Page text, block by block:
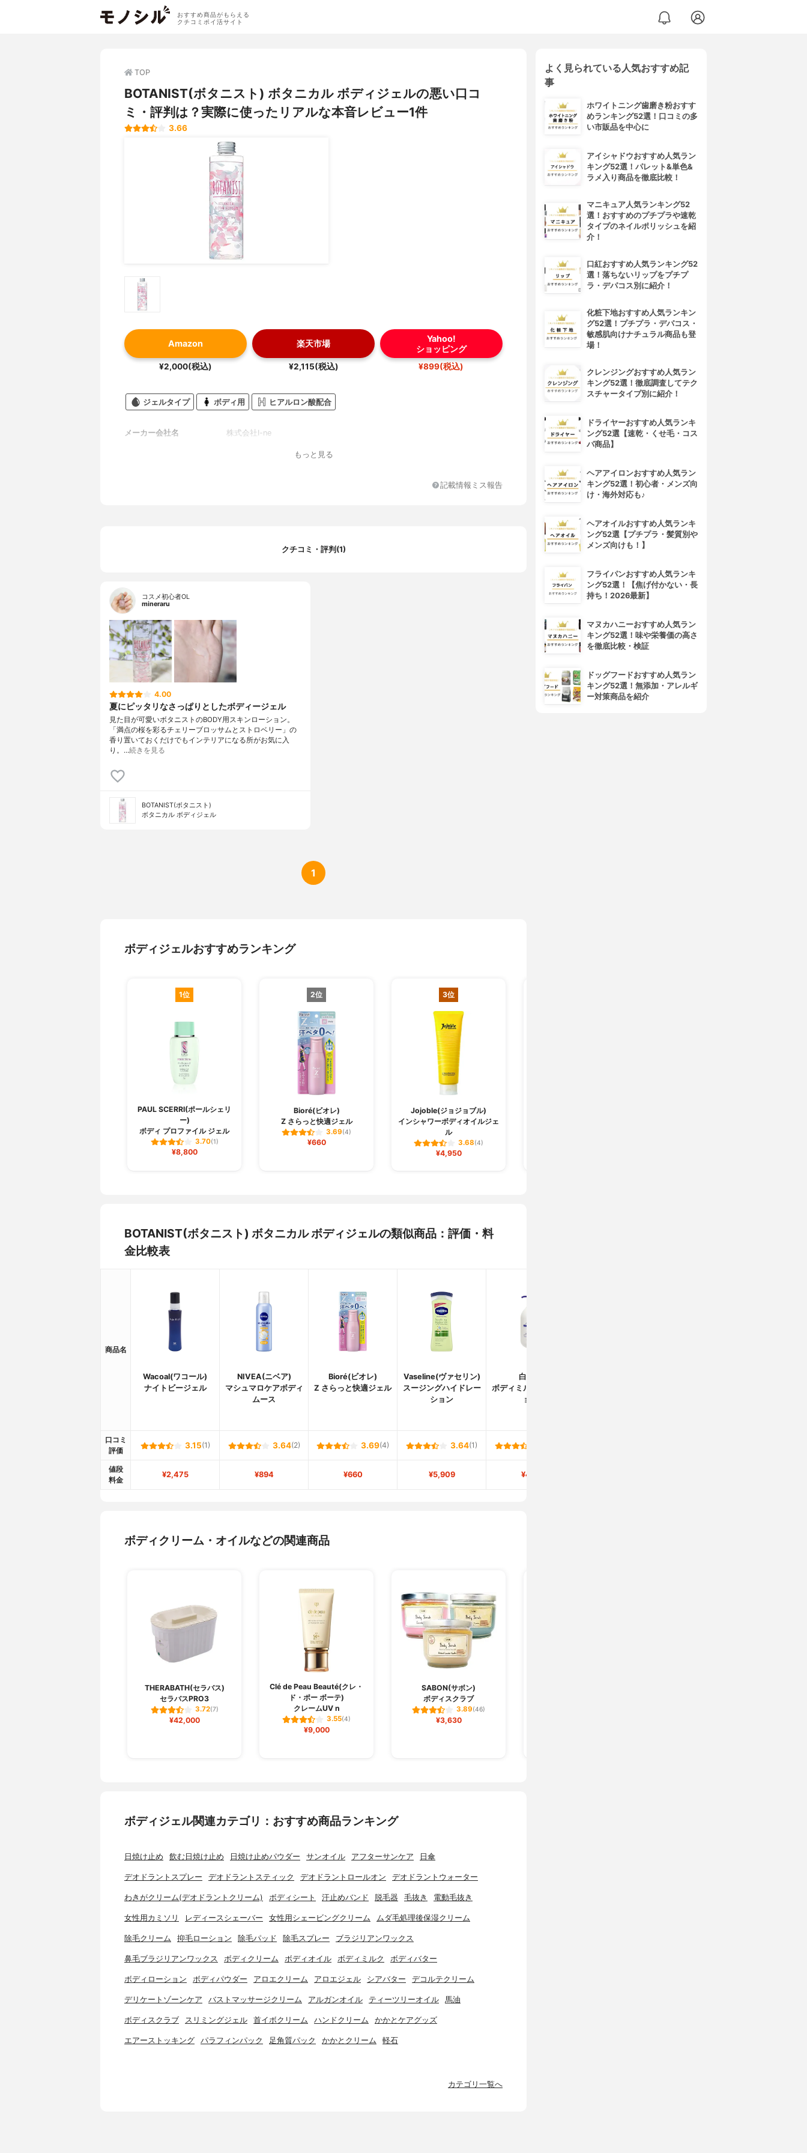
おすすめ商品がもらえる
クチコミポイ活サイト
TOP
BOTANIST(ボタニスト) ボタニカル ボディジェルの悪い口コ
ミ・評判は？実際に使ったリアルな本音レビュー1件
3.66
Amazon
¥2,000(税込)
楽天市場
¥2,115(税込)
Yahoo!
ショッピング
¥899(税込)
ジェルタイプ ボディ用 ヒアルロン酸配合
メーカー会社名 株式会社I-ne
もっと見る
記載情報ミス報告
クチコミ・評判(1)
コスメ初心者OL
mineraru
4.00
夏にピッタリなさっぱりとしたボディージェル
見た目が可愛いボタニストのBODY用スキンローション。
「満点の桜を彩るチェリーブロッサムとストロベリー」の
香り置いておくだけでもインテリアになる所がお気に入
り。…続きを見る
BOTANIST(ボタニスト)
ボタニカル ボディジェル
1
ボディジェルおすすめランキング
1位
PAUL SCERRI(ポールシェリ
ー)
ボディ プロファイル ジェル
3.70(1)
¥8,800
2位
Bioré(ビオレ)
Z さらっと快適ジェル
3.69(4)
¥660
3位
Jojoble(ジョジョブル)
インシャワーボディオイルジェ
ル
3.68(4)
¥4,950
BOTANIST(ボタニスト) ボタニカル ボディジェルの類似商品：評価・料
金比較表
商品名
Wacoal(ワコール)
ナイトビージェル
NIVEA(ニベア)
マシュマロケアボディ
ムース
Bioré(ビオレ)
Z さらっと快適ジェル
Vaseline(ヴァセリン)
スージングハイドレー
ション
白姫麗
ボディミルキーローシ
ョン
口コミ
評価
3.15(1) 3.64(2) 3.69(4) 3.64(1)
値段
料金
¥2,475 ¥894 ¥660 ¥5,909 ¥432
ボディクリーム・オイルなどの関連商品
THERABATH(セラバス)
セラバスPRO3
3.72(7)
¥42,000
Clé de Peau Beauté(クレ・
ド・ポー ボーテ)
クレームUV n
3.55(4)
¥9,000
SABON(サボン)
ボディスクラブ
3.89(46)
¥3,630
ボディジェル関連カテゴリ：おすすめ商品ランキング
日焼け止め 飲む日焼け止め 日焼け止めパウダー サンオイル アフターサンケア 日傘
デオドラントスプレー デオドラントスティック デオドラントロールオン デオドラントウォーター
わきがクリーム(デオドラントクリーム) ボディシート 汗止めバンド 脱毛器 毛抜き 電動毛抜き
女性用カミソリ レディースシェーバー 女性用シェービングクリーム ムダ毛処理後保湿クリーム
除毛クリーム 抑毛ローション 除毛パッド 除毛スプレー ブラジリアンワックス
鼻毛ブラジリアンワックス ボディクリーム ボディオイル ボディミルク ボディバター
ボディローション ボディパウダー アロエクリーム アロエジェル シアバター デコルテクリーム
デリケートゾーンケア バストマッサージクリーム アルガンオイル ティーツリーオイル 馬油
ボディスクラブ スリミングジェル 首イボクリーム ハンドクリーム かかとケアグッズ
エアーストッキング パラフィンパック 足角質パック かかとクリーム 軽石
カテゴリ一覧へ
よく見られている人気おすすめ記
事
ホワイトニング歯磨き粉おすす
めランキング52選！口コミの多
い市販品を中心に
アイシャドウおすすめ人気ラン
キング52選！パレット&単色&
ラメ入り商品を徹底比較！
マニキュア人気ランキング52
選！おすすめのプチプラや速乾
タイプのネイルポリッシュを紹
介！
口紅おすすめ人気ランキング52
選！落ちないリップをプチプ
ラ・デパコス別に紹介！
化粧下地おすすめ人気ランキン
グ52選！プチプラ・デパコス・
敏感肌向けナチュラル商品も登
場！
クレンジングおすすめ人気ラン
キング52選！徹底調査してテク
スチャータイプ別に紹介！
ドライヤーおすすめ人気ランキ
ング52選【速乾・くせ毛・コス
パ商品】
ヘアアイロンおすすめ人気ラン
キング52選！初心者・メンズ向
け・海外対応も♪
ヘアオイルおすすめ人気ランキ
ング52選【プチプラ・髪質別や
メンズ向けも！】
フライパンおすすめ人気ランキ
ング52選！【焦げ付かない・長
持ち！2026最新】
マヌカハニーおすすめ人気ラン
キング52選！味や栄養価の高さ
を徹底比較・検証
ドッグフードおすすめ人気ラン
キング52選！無添加・アレルギ
ー対策商品を紹介